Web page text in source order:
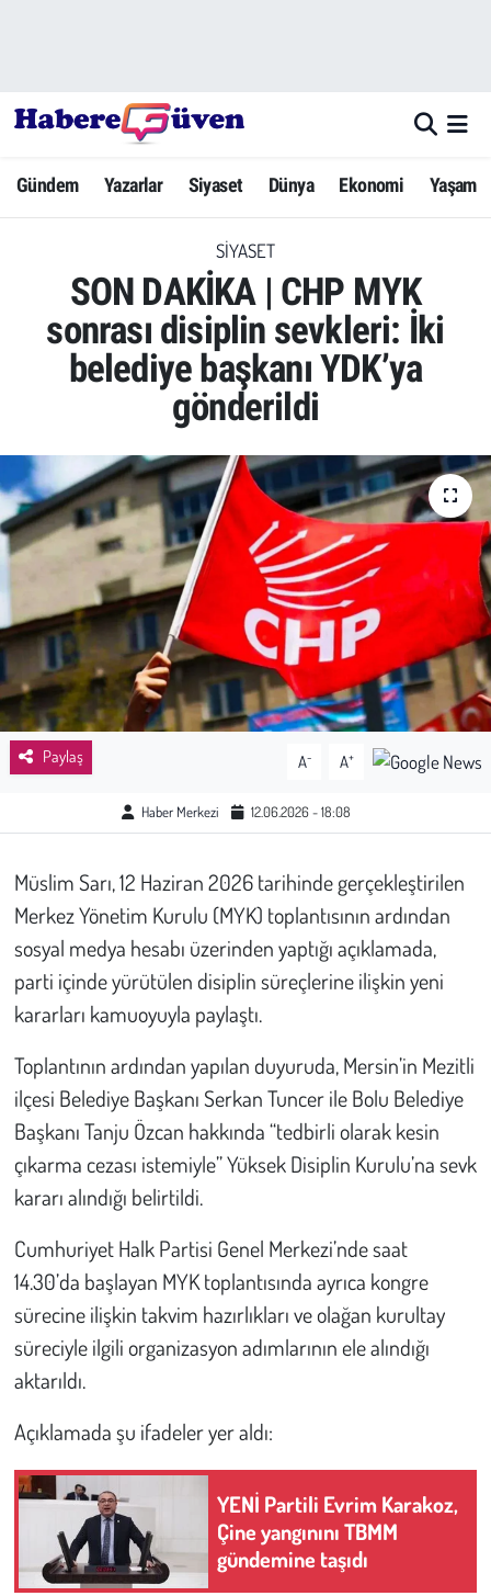
Gündem Yazarlar Siyaset Dünya Ekonomi Yaşam
SIYASET
SON DAKİKA | CHP MYK
sonrası disiplin sevkleri: İki
belediye başkanı YDK’ya
gönderildi
Paylaş A- A+
Haber Merkezi 12.06.2026 - 18:08
Müslim Sarı, 12 Haziran 2026 tarihinde gerçekleştirilen
Merkez Yönetim Kurulu (MYK) toplantısının ardından
sosyal medya hesabı üzerinden yaptığı açıklamada,
parti içinde yürütülen disiplin süreçlerine ilişkin yeni
kararları kamuoyuyla paylaştı.
Toplantının ardından yapılan duyuruda, Mersin’in Mezitli
ilçesi Belediye Başkanı Serkan Tuncer ile Bolu Belediye
Başkanı Tanju Özcan hakkında “tedbirli olarak kesin
çıkarma cezası istemiyle” Yüksek Disiplin Kurulu’na sevk
kararı alındığı belirtildi.
Cumhuriyet Halk Partisi Genel Merkezi’nde saat
14.30’da başlayan MYK toplantısında ayrıca kongre
sürecine ilişkin takvim hazırlıkları ve olağan kurultay
süreciyle ilgili organizasyon adımlarının ele alındığı
aktarıldı.
Açıklamada şu ifadeler yer aldı:
YENİ Partili Evrim Karakoz,
Çine yangınını TBMM
gündemine taşıdı
Yazarlar
Dünya
Ekonomi
Yaşam
Eğitim
Sağlık
Kadın
Emek
Spor
Çocuk
Kültür Sanat
İnsan Hakları
Hayvan Hakları
Galeri
Günün İçinden
Vefat İlanları
Tarih
Hukuk
Tarım
Son Dakika
Kent
Eğlence
Hava Durumu
Trafik Durumu
Süper Lig Puan Durumu ve Fikstür
Tüm Manşetler
Son Dakika Haberleri